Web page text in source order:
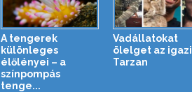
A tengerek
különleges
élőlényei – a
színpompás
tenge...
Vadállatokat
ölelget az igazi
Tarzan